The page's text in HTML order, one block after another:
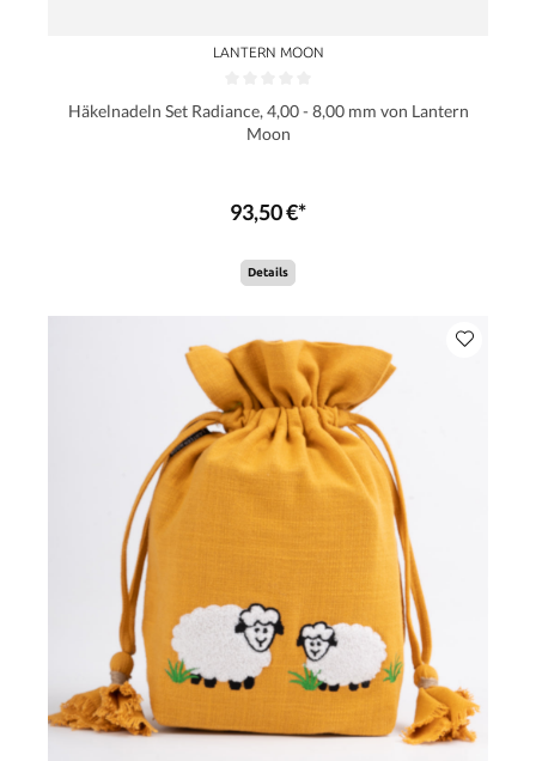
LANTERN MOON
Häkelnadeln Set Radiance, 4,00 - 8,00 mm von Lantern
Moon
93,50 €*
Details